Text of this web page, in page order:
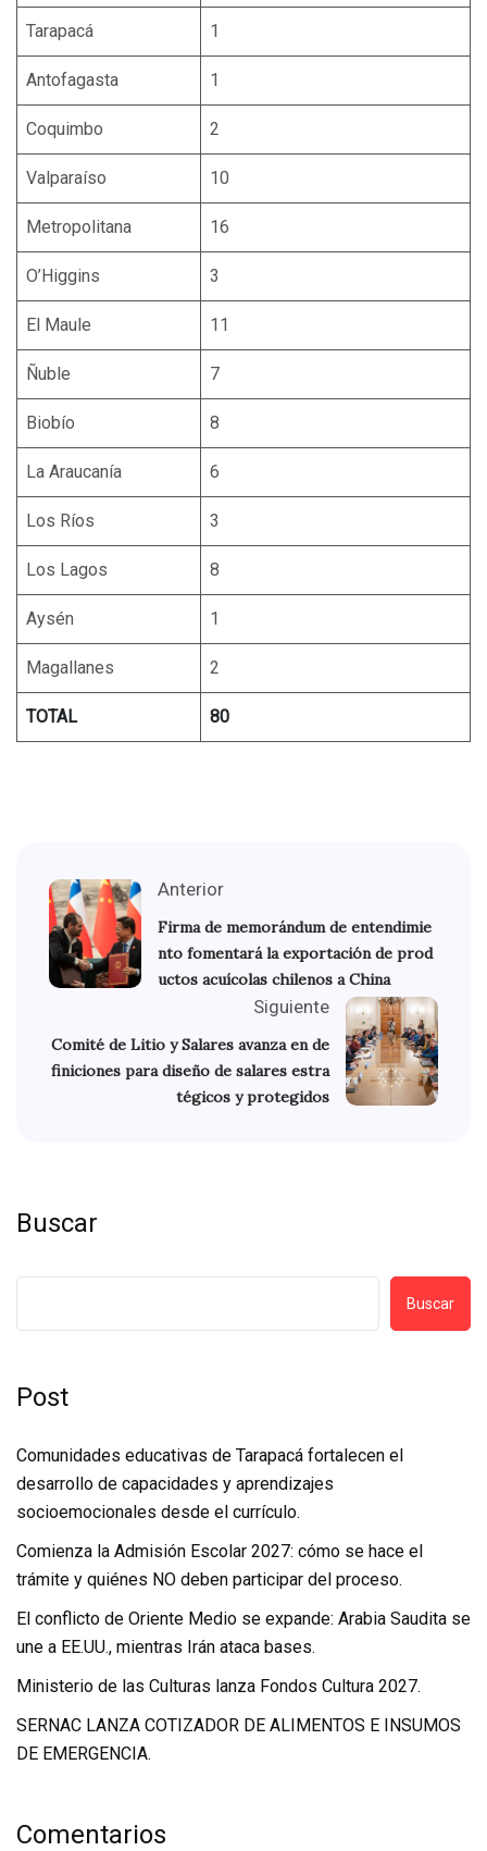
Tarapacá 1
Antofagasta 1
Coquimbo 2
Valparaíso 10
Metropolitana 16
O’Higgins 3
El Maule 11
Ñuble 7
Biobío 8
La Araucanía 6
Los Ríos 3
Los Lagos 8
Aysén 1
Magallanes 2
TOTAL 80
Anterior
Firma de memorándum de entendimie
nto fomentará la exportación de prod
uctos acuícolas chilenos a China
Siguiente
Comité de Litio y Salares avanza en de
finiciones para diseño de salares estra
tégicos y protegidos
Buscar
Buscar
Post
Comunidades educativas de Tarapacá fortalecen el
desarrollo de capacidades y aprendizajes
socioemocionales desde el currículo.
Comienza la Admisión Escolar 2027: cómo se hace el
trámite y quiénes NO deben participar del proceso.
El conflicto de Oriente Medio se expande: Arabia Saudita se
une a EE.UU., mientras Irán ataca bases.
Ministerio de las Culturas lanza Fondos Cultura 2027.
SERNAC LANZA COTIZADOR DE ALIMENTOS E INSUMOS
DE EMERGENCIA.
Comentarios